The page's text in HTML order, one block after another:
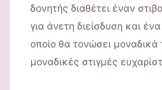
δονητής διαθέτει έναν
για άνετη διείσδυση και
οποίο θα τονώσει μοναδικά
μοναδικές στιγμές